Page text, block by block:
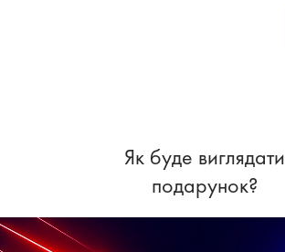
Як буде виглядати
подарунок?